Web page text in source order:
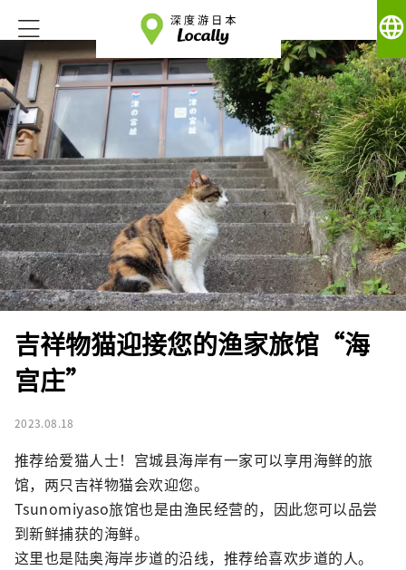
language
吉祥物猫迎接您的渔家旅馆“海
宫庄”
2023.08.18
推荐给爱猫人士！宫城县海岸有一家可以享用海鲜的旅
馆，两只吉祥物猫会欢迎您。
Tsunomiyaso旅馆也是由渔民经营的，因此您可以品尝
到新鲜捕获的海鲜。
这里也是陆奥海岸步道的沿线，推荐给喜欢步道的人。